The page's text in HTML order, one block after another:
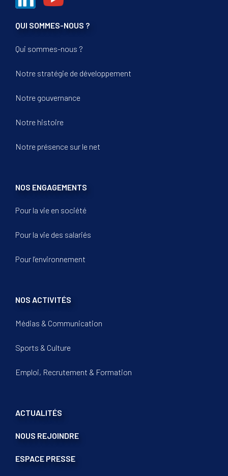
QUI SOMMES-NOUS ?
Qui sommes-nous ?
Notre stratégie de développement
Notre gouvernance
Notre histoire
Notre présence sur le net
NOS ENGAGEMENTS
Pour la vie en société
Pour la vie des salariés
Pour l’environnement
NOS ACTIVITÉS
Médias & Communication
Sports & Culture
Emploi, Recrutement & Formation
ACTUALITÉS
NOUS REJOINDRE
ESPACE PRESSE